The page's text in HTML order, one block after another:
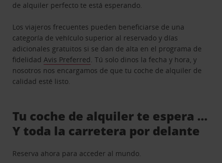
de alquiler perfecto te está esperando.
Los viajeros frecuentes pueden beneficiarse de una
categoría de vehículo superior al reservado y días
adicionales gratuitos si se dan de alta en el programa de
fidelidadAvis Preferred. Tú solo dinos la fecha y hora, y
nosotros nos encargamos de que tu coche de alquiler de
calidad esté listo.
Tu coche de alquiler te espera …
Y toda la carretera por delante
Reserva ahora para acceder al mundo.